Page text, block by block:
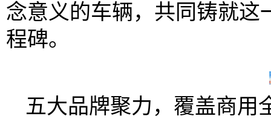
念意义的车辆，共同铸就这
程碑。
五大品牌聚力，覆盖商用